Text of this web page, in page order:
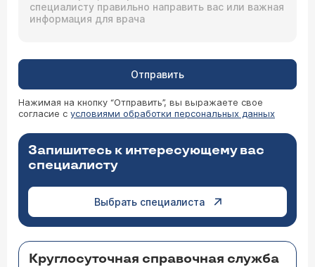
Отправить
Нажимая на кнопку “Отправить”, вы выражаете свое
согласие с условиями обработки персональных данных
Запишитесь к интересующему вас
специалисту
Выбрать специалиста
Круглосуточная справочная служба